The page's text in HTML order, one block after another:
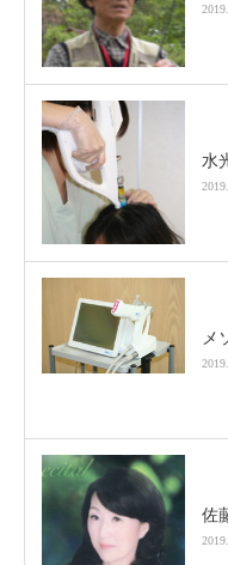
水
メ
佐